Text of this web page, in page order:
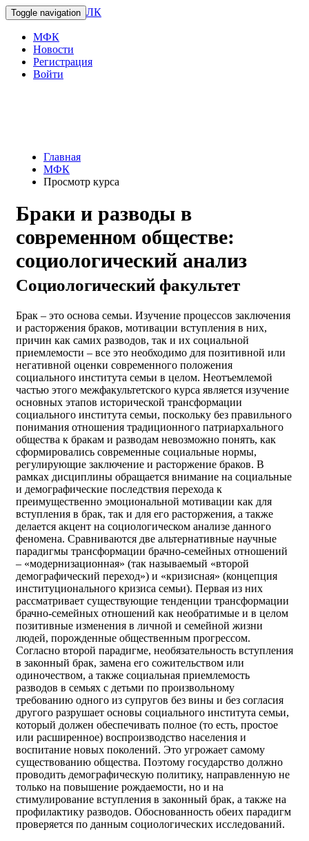
Toggle navigation ЛК
МФК
Новости
Регистрация
Войти
Главная
МФК
Просмотр курса
Браки и разводы в
современном обществе:
социологический анализ
Социологический факультет
Брак – это основа семьи. Изучение процессов заключения
и расторжения браков, мотивации вступления в них,
причин как самих разводов, так и их социальной
приемлемости – все это необходимо для позитивной или
негативной оценки современного положения
социального института семьи в целом. Неотъемлемой
частью этого межфакультетского курса является изучение
основных этапов исторической трансформации
социального института семьи, поскольку без правильного
понимания отношения традиционного патриархального
общества к бракам и разводам невозможно понять, как
сформировались современные социальные нормы,
регулирующие заключение и расторжение браков. В
рамках дисциплины обращается внимание на социальные
и демографические последствия перехода к
преимущественно эмоциональной мотивации как для
вступления в брак, так и для его расторжения, а также
делается акцент на социологическом анализе данного
феномена. Сравниваются две альтернативные научные
парадигмы трансформации брачно-семейных отношений
– «модернизационная» (так называемый «второй
демографический переход») и «кризисная» (концепция
институционального кризиса семьи). Первая из них
рассматривает существующие тенденции трансформации
брачно-семейных отношений как необратимые и в целом
позитивные изменения в личной и семейной жизни
людей, порожденные общественным прогрессом.
Согласно второй парадигме, необязательность вступления
в законный брак, замена его сожительством или
одиночеством, а также социальная приемлемость
разводов в семьях с детьми по произвольному
требованию одного из супругов без вины и без согласия
другого разрушает основы социального института семьи,
который должен обеспечивать полное (то есть, простое
или расширенное) воспроизводство населения и
воспитание новых поколений. Это угрожает самому
существованию общества. Поэтому государство должно
проводить демографическую политику, направленную не
только на повышение рождаемости, но и на
стимулирование вступления в законный брак, а также на
профилактику разводов. Обоснованность обеих парадигм
проверяется по данным социологических исследований.